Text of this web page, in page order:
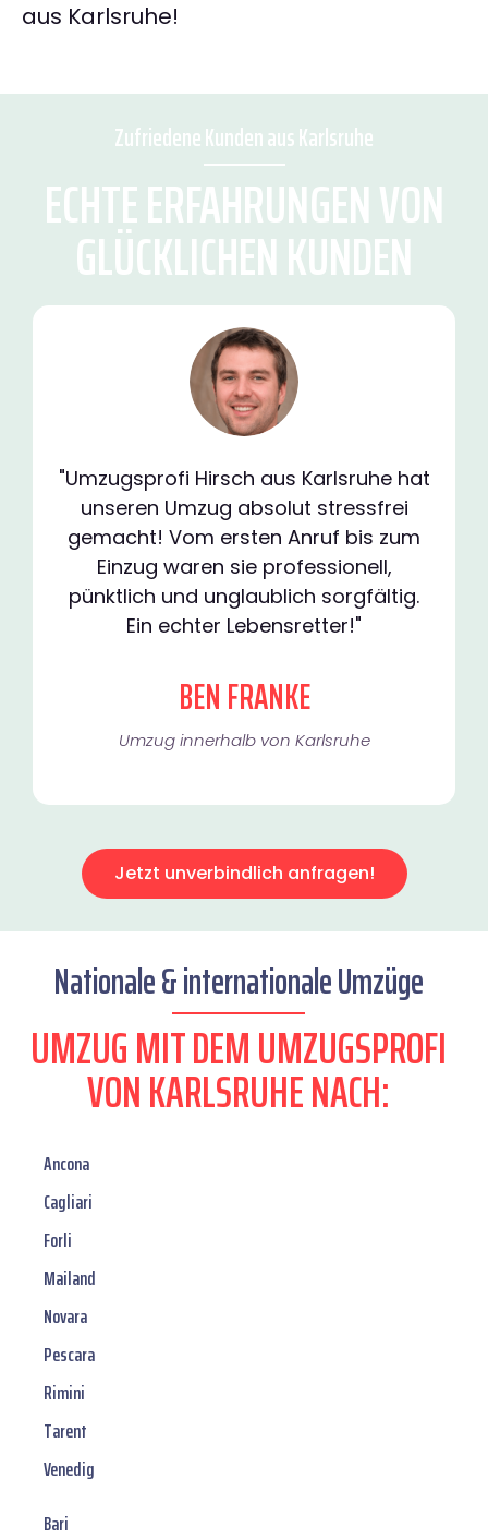
aus Karlsruhe!
Zufriedene Kunden aus Karlsruhe
ECHTE ERFAHRUNGEN VON
GLÜCKLICHEN KUNDEN
"Umzugsprofi Hirsch aus Karlsruhe hat
unseren Umzug absolut stressfrei
gemacht! Vom ersten Anruf bis zum
Einzug waren sie professionell,
pünktlich und unglaublich sorgfältig.
Ein echter Lebensretter!"
BEN FRANKE
Umzug innerhalb von Karlsruhe​
Jetzt unverbindlich anfragen!
Nationale & internationale Umzüge
UMZUG MIT DEM UMZUGSPROFI
VON KARLSRUHE NACH:
Ancona
Cagliari
Forli
Mailand
Novara
Pescara
Rimini
Tarent
Venedig
Bari